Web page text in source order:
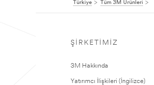
Türkiye Tüm 3M Ürünleri
ŞIRKETIMIZ
3M Hakkında
Yatırımcı İlişkileri (İngilizce)